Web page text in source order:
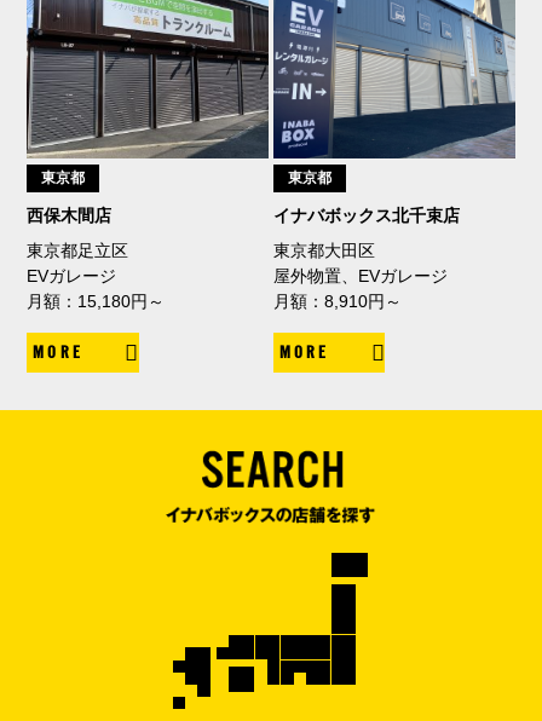
東京都
西保木間店
東京都足立区
EVガレージ
月額：15,180円～
MORE
東京都
イナバボックス北千束店
東京都大田区
屋外物置、EVガレージ
月額：8,910円～
MORE